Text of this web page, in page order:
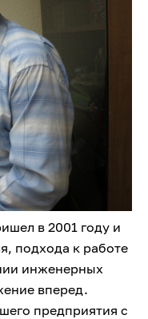
в 2001 году и
подхода к работе
инженерных
вперед.
предприятия с